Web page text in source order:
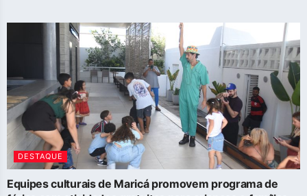
DESTAQUE
Equipes culturais de Maricá promovem programa de